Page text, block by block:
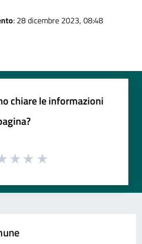
: 28 dicembre 2023, 08:48
chiare le informazioni